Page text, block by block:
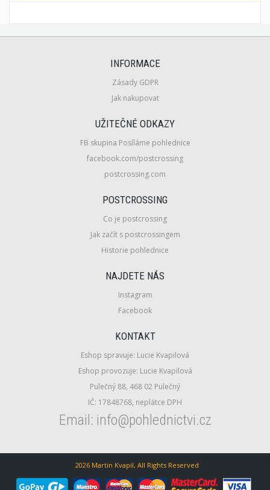
INFORMACE
Zásady GDPR
Jak nakupovat
UŽITEČNÉ ODKAZY
FB skupina Posíláme pohlednice
facebook.com/postcrossing
postcrossing.com
POSTCROSSING
Co je postcrossing
Jak začít s postcrossingem
Historie pohlednice
NAJDETE NÁS
Instagram
Facebook
KONTAKT
Eshop spravuje: Lucie Kvapilová
Eshop provozuje: Lucie Kvapilová
Pulečný 88, 468 02 Pulečný
IČ: 17848768, neplátce DPH
Email: info@pohlednictvi.cz
2026 Martin Kvapil, All Rights Reserved